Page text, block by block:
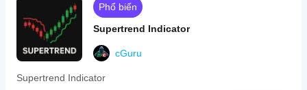
Phổ biến
Supertrend Indicator
cGuru
Supertrend Indicator